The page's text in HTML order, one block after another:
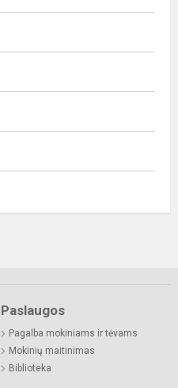
Paslaugos
Pagalba mokiniams ir tėvams
Mokinių maitinimas
Biblioteka